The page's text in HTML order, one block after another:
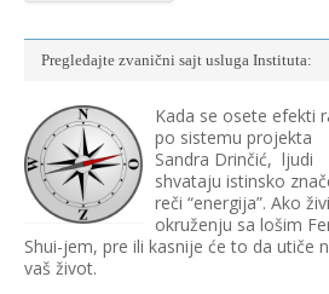
Pregledajte zvanični sajt usluga Instituta:
Kada se osete efekti
po sistemu projekta
Sandra Drinčić, ljudi
shvataju istinsko
reči “energija”. Ako
okruženju sa lošim
Shui-jem, pre ili kasnije će to da utiče
vaš život.